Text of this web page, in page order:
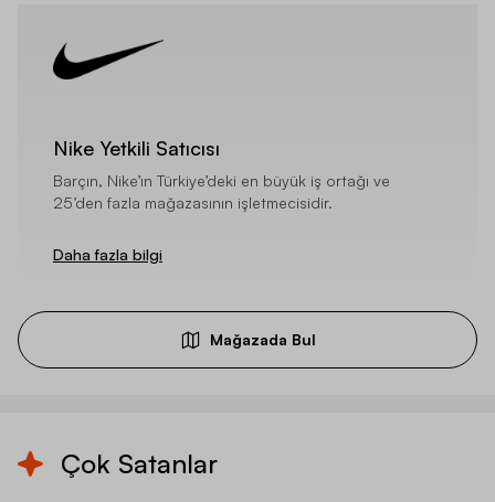
Nike Yetkili Satıcısı
Barçın, Nike’ın Türkiye’deki en büyük iş ortağı ve
25’den fazla mağazasının işletmecisidir.
Daha fazla bilgi
Mağazada Bul
Çok Satanlar